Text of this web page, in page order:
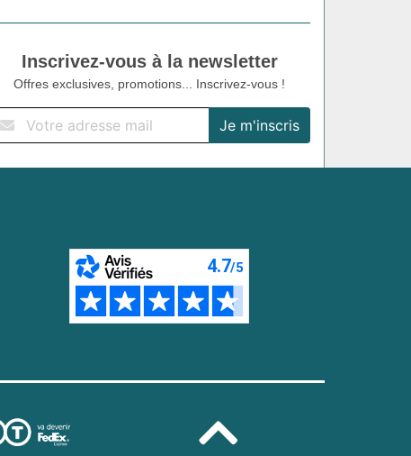
Inscrivez-vous à la newsletter
Offres exclusives, promotions... Inscrivez-vous !